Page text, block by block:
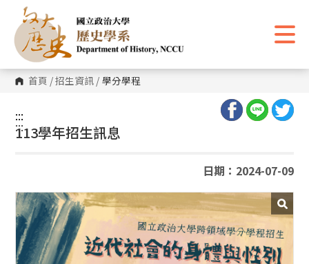
主
要
內
區
塊 首頁 /招生資訊 / 學分學程
:::
:::
113學年招生訊息
日期：2024-07-09